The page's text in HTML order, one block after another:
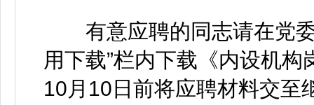
有意应聘的同志请在党委
用下载”栏内下载《内设机
10月10日前将应聘材料交至